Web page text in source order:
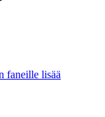
faneille lisää